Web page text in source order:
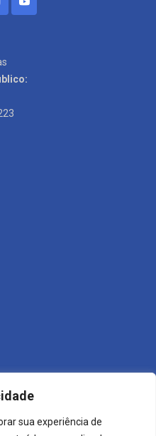
sua experiência de